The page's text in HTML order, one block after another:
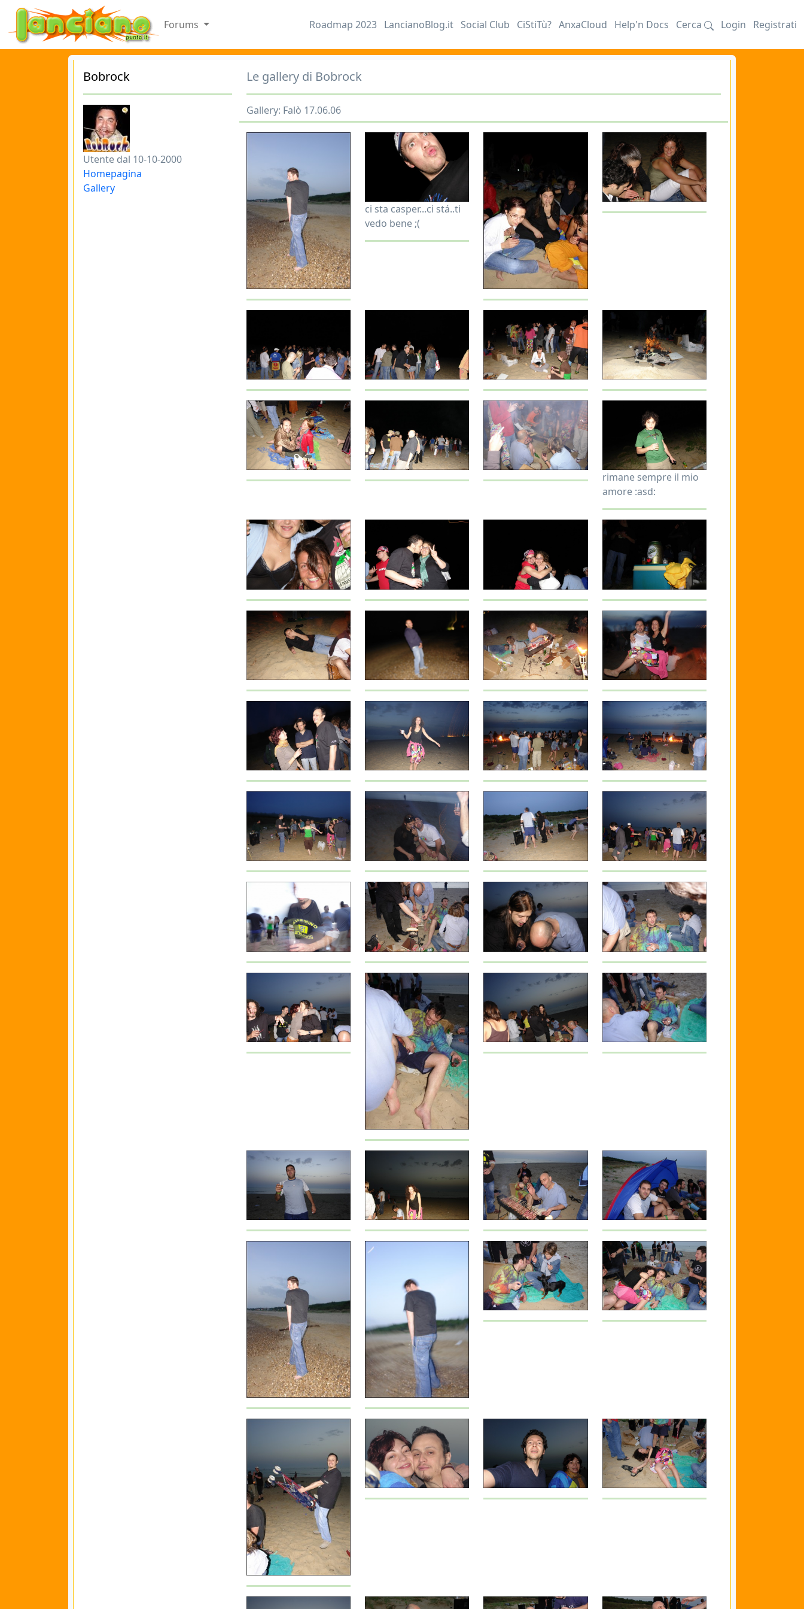
Forums Roadmap 2023 LancianoBlog.it Social Club CiStiTù? AnxaCloud Help'n Docs Cerca Login Registrati
Bobrock
Utente dal 10-10-2000
Homepagina
Gallery
Le gallery di Bobrock
Gallery: Falò 17.06.06
ci sta casper...ci stá..ti
vedo bene ;(
rimane sempre il mio
amore :asd: